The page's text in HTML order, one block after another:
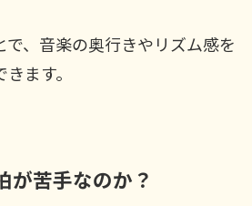
、音楽の奥行きやリズム感を
ます。
が苦手なのか？